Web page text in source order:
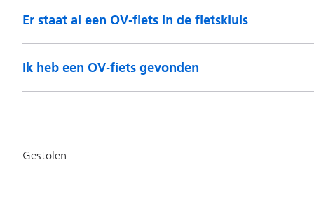
Er staat al een OV-fiets in de fietskluis
Ik heb een OV-fiets gevonden